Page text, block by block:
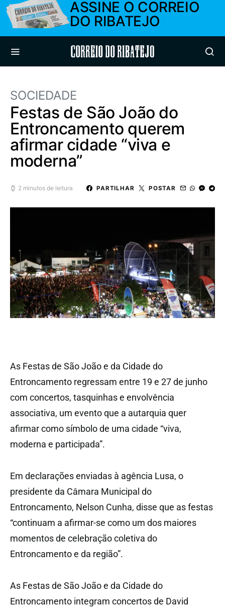
ASSINE O CORREIO
DO RIBATEJO
Correio do Ribatejo
SOCIEDADE
Festas de São João do
Entroncamento querem
afirmar cidade “viva e
moderna”
2 minutos de leitura PARTILHAR POSTAR
As Festas de São João e da Cidade do
Entroncamento regressam entre 19 e 27 de junho
com concertos, tasquinhas e envolvência
associativa, um evento que a autarquia quer
afirmar como símbolo de uma cidade “viva,
moderna e participada”.
Em declarações enviadas à agência Lusa, o
presidente da Câmara Municipal do
Entroncamento, Nelson Cunha, disse que as festas
“continuam a afirmar-se como um dos maiores
momentos de celebração coletiva do
Entroncamento e da região”.
As Festas de São João e da Cidade do
Entroncamento integram concertos de David